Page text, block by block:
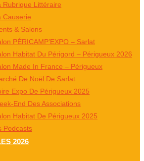
Rubrique Littéraire
Causerie
& Salons
PÉRICAMP’EXPO – Sarlat
Habitat Du Périgord – Périgueux 2026
Made In France – Périgueux
De Noël De Sarlat
Expo De Périgueux 2025
End Des Associations
Habitat De Périgueux 2025
Podcasts
2026